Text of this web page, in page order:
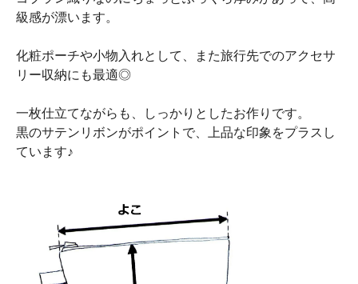
級感が漂います。
化粧ポーチや小物入れとして、また旅行先でのアクセサ
リー収納にも最適◎
一枚仕立てながらも、しっかりとしたお作りです。
黒のサテンリボンがポイントで、上品な印象をプラスし
ています♪